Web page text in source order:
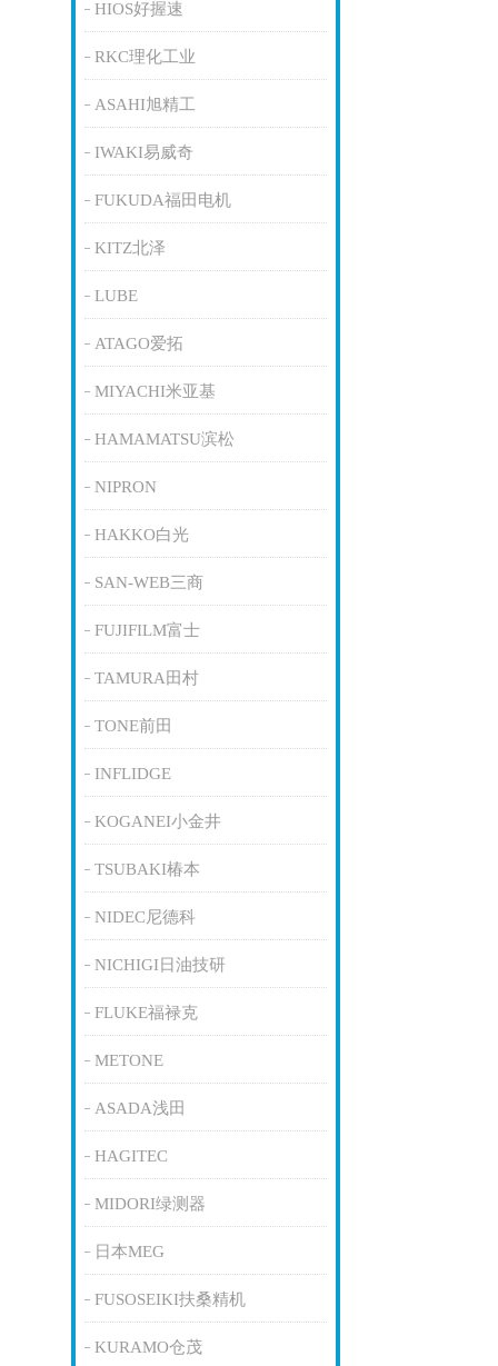
HIOS好握速
RKC理化工业
ASAHI旭精工
IWAKI易威奇
FUKUDA福田电机
KITZ北泽
LUBE
ATAGO爱拓
MIYACHI米亚基
HAMAMATSU滨松
NIPRON
HAKKO白光
SAN-WEB三商
FUJIFILM富士
TAMURA田村
TONE前田
INFLIDGE
KOGANEI小金井
TSUBAKI椿本
NIDEC尼德科
NICHIGI日油技研
FLUKE福禄克
METONE
ASADA浅田
HAGITEC
MIDORI绿测器
日本MEG
FUSOSEIKI扶桑精机
KURAMO仓茂